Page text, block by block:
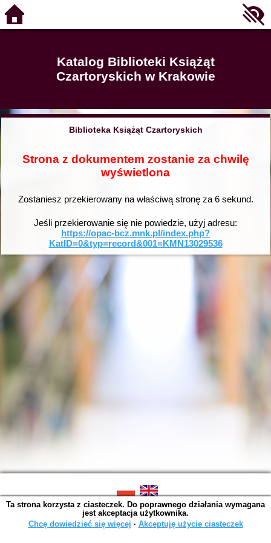
Katalog Biblioteki Książąt
Czartoryskich w Krakowie
Biblioteka Książąt Czartoryskich
Strona z dokumentem zostanie za chwilę
wyświetlona
Zostaniesz przekierowany na właściwą stronę za 6sekund.
Jeśli przekierowanie się nie powiedzie, użyj adresu:
https://opac-bcz.mnk.pl/index.php?
KatID=0&typ=record&001=KMN13029536
SOWA OPAC v. 6.11.10 (2026-07-24)
Wygenerowano w 0,0016 s.
Ta strona korzysta z ciasteczek. Do poprawnego działania wymagana
jest akceptacja użytkownika.
Chcę dowiedzieć się więcej ∙ Akceptuję użycie ciasteczek